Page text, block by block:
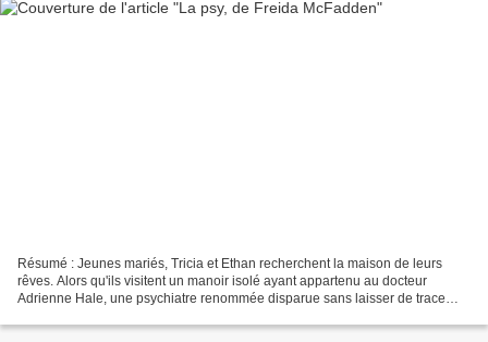
Résumé : Jeunes mariés, Tricia et Ethan recherchent la maison de leurs
rêves. Alors qu'ils visitent un manoir isolé ayant appartenu au docteur
Adrienne Hale, une psychiatre renommée disparue sans laisser de trace